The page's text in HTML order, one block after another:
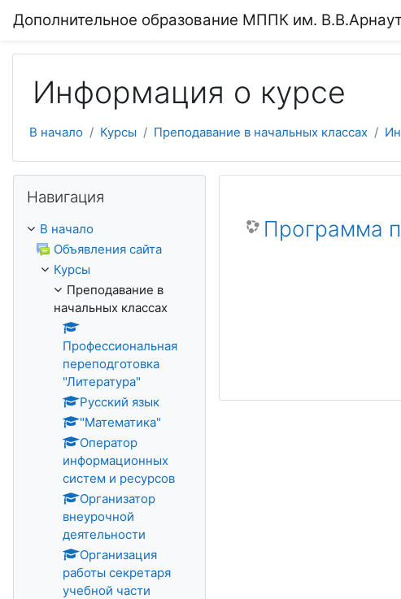
Дополнительное образование МППК им.
Информация о курсе
В начало Курсы Преподавание в начальных классах
Программа
Навигация
В начало
Объявления сайта
Курсы
Преподавание в
начальных классах
Профессиональная
переподготовка
"Литература"
Русский язык
"Математика"
Оператор
информационных
систем и ресурсов
Организатор
внеурочной
деятельности
Организация
работы секретаря
учебной части